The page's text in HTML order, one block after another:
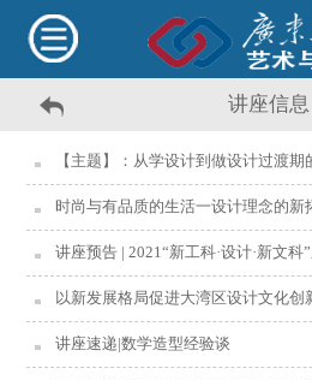
讲座信息
【主题】：从学设计到做设计过渡期
时尚与有品质的生活一设计理念的新
讲座预告 | 2021“新工科·设计·新文科
以新发展格局促进大湾区设计文化创
讲座速递|数学造型经验谈